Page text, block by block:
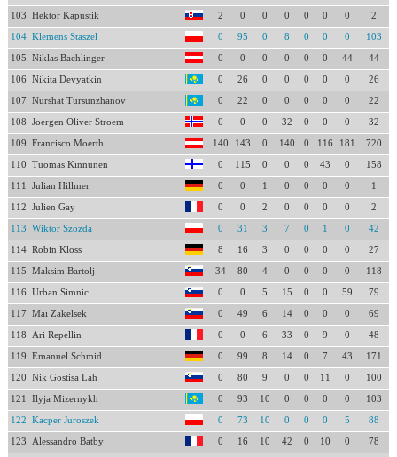
103 Hektor Kapustik 2 0 0 0 0 0 0 2
104 Klemens Staszel 0 95 0 8 0 0 0 103
105 Niklas Bachlinger 0 0 0 0 0 0 44 44
106 Nikita Devyatkin 0 26 0 0 0 0 0 26
107 Nurshat Tursunzhanov 0 22 0 0 0 0 0 22
108 Joergen Oliver Stroem 0 0 0 32 0 0 0 32
109 Francisco Moerth 140 143 0 140 0 116 181 720
110 Tuomas Kinnunen 0 115 0 0 0 43 0 158
111 Julian Hillmer 0 0 1 0 0 0 0 1
112 Julien Gay 0 0 2 0 0 0 0 2
113 Wiktor Szozda 0 31 3 7 0 1 0 42
114 Robin Kloss 8 16 3 0 0 0 0 27
115 Maksim Bartolj 34 80 4 0 0 0 0 118
116 Urban Simnic 0 0 5 15 0 0 59 79
117 Mai Zakelsek 0 49 6 14 0 0 0 69
118 Ari Repellin 0 0 6 33 0 9 0 48
119 Emanuel Schmid 0 99 8 14 0 7 43 171
120 Nik Gostisa Lah 0 80 9 0 0 11 0 100
121 Ilyja Mizernykh 0 93 10 0 0 0 0 103
122 Kacper Juroszek 0 73 10 0 0 0 5 88
123 Alessandro Batby 0 16 10 42 0 10 0 78